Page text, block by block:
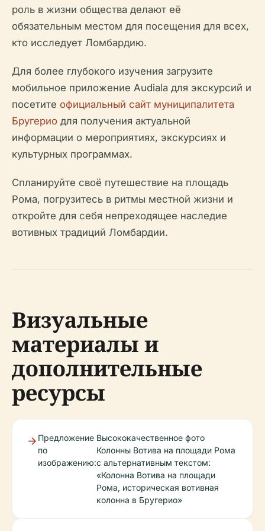
роль в жизни общества делают её
обязательным местом для посещения для всех,
кто исследует Ломбардию.
Для более глубокого изучения загрузите
мобильное приложение Audiala для экскурсий и
посетите официальный сайт муниципалитета
Бругерио для получения актуальной
информации о мероприятиях, экскурсиях и
культурных программах.
Спланируйте своё путешествие на площадь
Рома, погрузитесь в ритмы местной жизни и
откройте для себя непреходящее наследие
вотивных традиций Ломбардии.
Визуальные
материалы и
дополнительные
ресурсы
Предложение
по
изображению:
Высококачественное фото
Колонны Вотива на площади Рома
с альтернативным текстом:
«Колонна Вотива на площади
Рома, историческая вотивная
колонна в Бругерио»